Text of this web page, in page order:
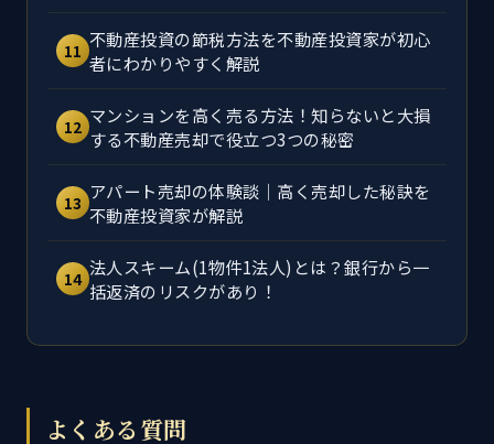
11 不動産投資の節税方法を不動産投資家が初心
者にわかりやすく解説
12 マンションを高く売る方法！知らないと大損
する不動産売却で役立つ3つの秘密
13 アパート売却の体験談｜高く売却した秘訣を
不動産投資家が解説
14 法人スキーム(1物件1法人)とは？銀行から一
括返済のリスクがあり！
よくある質問